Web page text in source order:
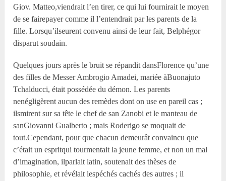
Giov. Matteo,viendrait l’en tirer, ce qui lui fournirait le moyen
de se fairepayer comme il l’entendrait par les parents de la
fille. Lorsqu’ilseurent convenu ainsi de leur fait, Belphégor
disparut soudain.
Quelques jours après le bruit se répandit dansFlorence qu’une
des filles de Messer Ambrogio Amadei, mariée àBuonajuto
Tchalducci, était possédée du démon. Les parents
nenégligèrent aucun des remèdes dont on use en pareil cas ;
ilsmirent sur sa tête le chef de san Zanobi et le manteau de
sanGiovanni Gualberto ; mais Roderigo se moquait de
tout.Cependant, pour que chacun demeurât convaincu que
c’était un espritqui tourmentait la jeune femme, et non un mal
d’imagination, ilparlait latin, soutenait des thèses de
philosophie, et révélait lespéchés cachés des autres ; il